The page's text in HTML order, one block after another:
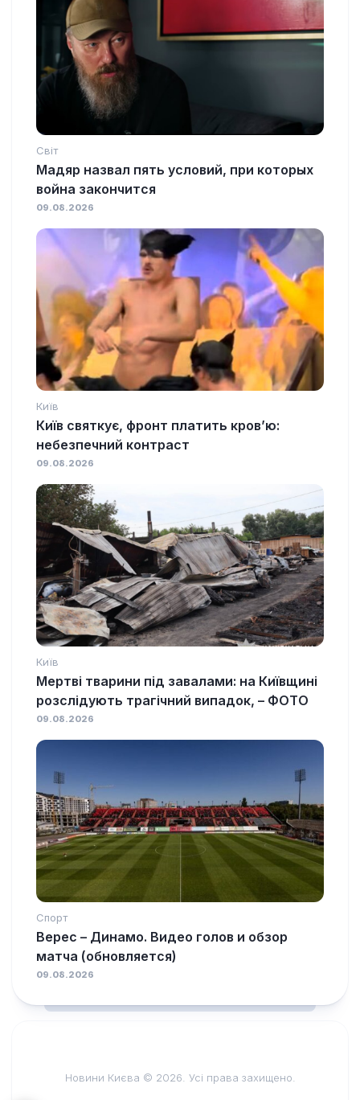
Світ
Мадяр назвал пять условий, при которых
война закончится
09.08.2026
Київ
Київ святкує, фронт платить кров’ю:
небезпечний контраст
09.08.2026
Київ
Мертві тварини під завалами: на Київщині
розслідують трагічний випадок, – ФОТО
09.08.2026
Спорт
Верес – Динамо. Видео голов и обзор
матча (обновляется)
09.08.2026
Новини Києва © 2026. Усі права захищено.